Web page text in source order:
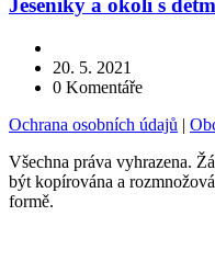
Jeseníky a okolí s
20. 5. 2021
0 Komentáře
Ochrana osobních údajů |
Všechna práva vyhrazena.
být kopírována a
formě.